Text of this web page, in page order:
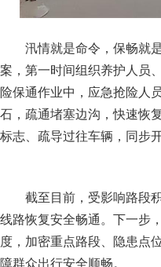
汛情就是命令，保畅就
案，第一时间组织养护人员
险保通作业中，应急抢险人
石，疏通堵塞边沟，快速恢
标志、疏导过往车辆，同步
截至目前，受影响路段
线路恢复安全畅通。下一步
度，加密重点路段、隐患点
障群众出行安全顺畅。